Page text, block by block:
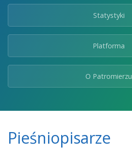
Statystyki
Platforma
O Patromierzu
Pieśniopisarze